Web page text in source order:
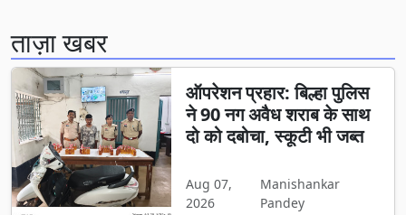
ताज़ा खबर
ऑपरेशन प्रहार: बिल्हा पुलिस
ने 90 नग अवैध शराब के साथ
दो को दबोचा, स्कूटी भी जब्त
Aug 07,
2026
Manishankar
Pandey